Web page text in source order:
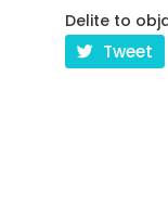
Delite to
Tweet